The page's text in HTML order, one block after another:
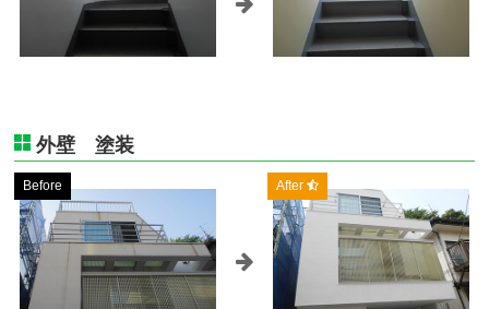
外壁 塗装
Before After